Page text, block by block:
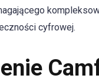
cyfrowej.